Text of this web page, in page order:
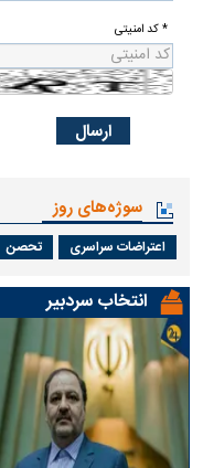
* کد امنیتی
سوژه‌های روز
اعتراضات سراسری تحصن
انتخاب سردبیر